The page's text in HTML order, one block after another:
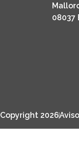
08037
Copyright 2026